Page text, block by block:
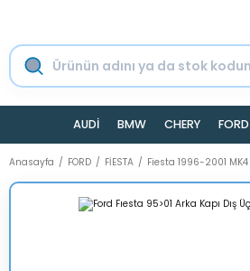
AUDİ BMW CHERY FORD
Anasayfa FORD FİESTA Fiesta 1996-2001 MK4